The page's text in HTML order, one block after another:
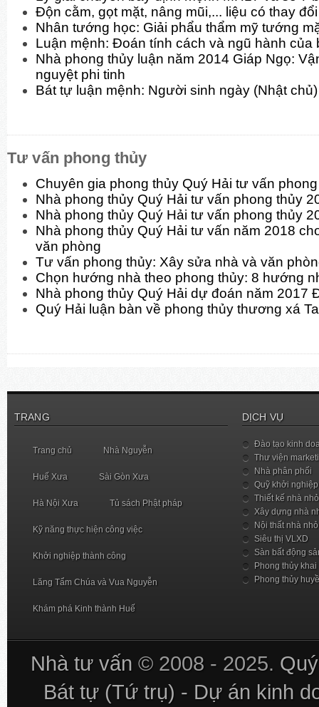
Độn cằm, gọt mặt, nâng mũi,... liệu có thay
Nhân tướng học: Giải phẩu thẩm mỹ tướng
Luận mệnh: Đoán tính cách và ngũ hành của
Nhà phong thủy luận năm 2014 Giáp Ngọ:
nguyệt phi tinh
Bát tự luận mệnh: Người sinh ngày (Nhật
Tư vấn phong thủy
Chuyên gia phong thủy Quý Hải tư vấn
Nhà phong thủy Quý Hải tư vấn phong thủy
Nhà phong thủy Quý Hải tư vấn phong thủy
Nhà phong thủy Quý Hải tư vấn năm 2018
văn phòng
Tư vấn phong thủy: Xây sửa nhà và văn
Chọn hướng nhà theo phong thủy: 8 hướng
Nhà phong thủy Quý Hải dự đoán năm 2017
Quý Hải luận bàn về phong thủy thương xá
TRANG
Trang chủ Nhà Nguyễn
Huế Xưa Sài Gòn Xưa
Hà Nội Xưa Tủ sách Phật pháp
Kỹ năng thực hiện công việc
Khởi nghiệp thành công
Lăng Tẩm Chúa và Vua Nguyễn
Khám phá Kinh thành Huế
DỊCH VỤ
Đào tạo kinh
Thư viện
Nhà phân phối
Quỹ khởi nghiệp
Thiết kế nhà nhỏ
Xây dựng nhà
Nội thất nhà nhỏ
Siêu thị VLXD
Sàn bất động
Phong thủy khai
Phong thủy
Nhà tư vấn © 2008 - 2025.
Bát tự (Tứ trụ) - Dự án kinh